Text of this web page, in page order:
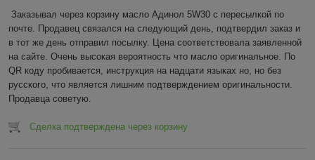
Заказывал через корзину масло Адинол 5W30 с пересылкой по
почте. Продавец связался на следующий день, подтвердил заказ и
в тот же день отправил посылку. Цена соответствовала заявленной
на сайте. Очень высокая вероятность что масло оригинальное. По
QR коду пробивается, инструкция на надцати языках но, но без
русского, что является лишним подтверждением оригинальности.
Продавца советую.
Сделка подтверждена через корзину